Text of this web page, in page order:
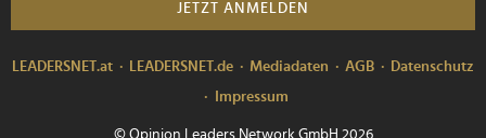
JETZT ANMELDEN
LEADERSNET.at LEADERSNET.de Mediadaten AGB
Datenschutz
Impressum